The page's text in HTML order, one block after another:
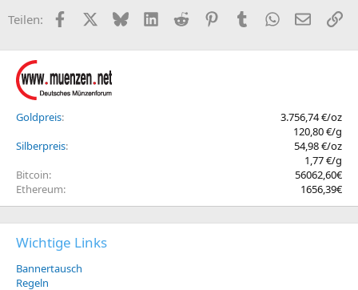
Teilen: FacebookX (Twitter)
BlueskyLinkedIn
Reddit PinterestTumblr WhatsApp
E-Mail
Goldpreis
3.756,74 €/oz
120,80 €/g
Silberpreis
54,98 €/oz
1,77 €/g
Bitcoin
56062,60€
Ethereum
1656,39€
Wichtige Links
Bannertausch
Regeln